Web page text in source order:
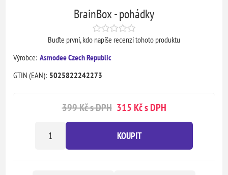
BrainBox - pohádky
Buďte první, kdo napíše recenzi tohoto produktu
Výrobce: Asmodee Czech Republic
GTIN (EAN): 5025822242273
399 Kč s DPH 315 Kč s DPH
KOUPIT